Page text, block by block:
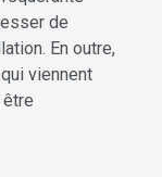
de
En outre,
viennent